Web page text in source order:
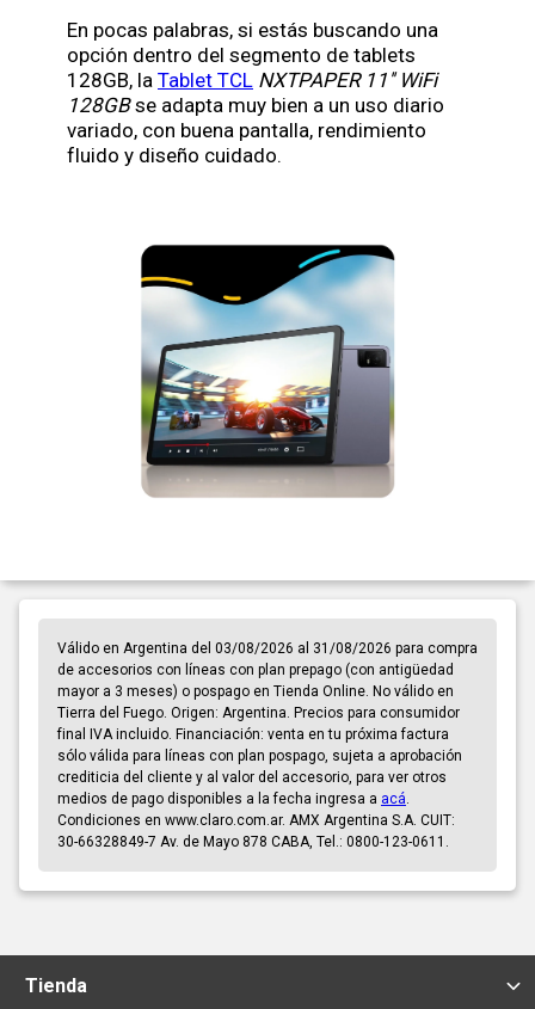
En pocas palabras, si estás buscando una
opción dentro del segmento de tablets
128GB, la Tablet TCL NXTPAPER 11'' WiFi
128GBse adapta muy bien a un uso diario
variado, con buena pantalla, rendimiento
fluido y diseño cuidado.
Válido en Argentina del 03/08/2026 al 31/08/2026 para compra
de accesorios con líneas con plan prepago (con antigüedad
mayor a 3 meses) o pospago en Tienda Online. No válido en
Tierra del Fuego. Origen: Argentina. Precios para consumidor
final IVA incluido. Financiación: venta en tu próxima factura
sólo válida para líneas con plan pospago, sujeta a aprobación
crediticia del cliente y al valor del accesorio, para ver otros
medios de pago disponibles a la fecha ingresa a acá
Condiciones en www.claro.com.ar. AMX Argentina S.A. CUIT:
30-66328849-7 Av. de Mayo 878 CABA, Tel.: 0800-123-0611.
Tienda